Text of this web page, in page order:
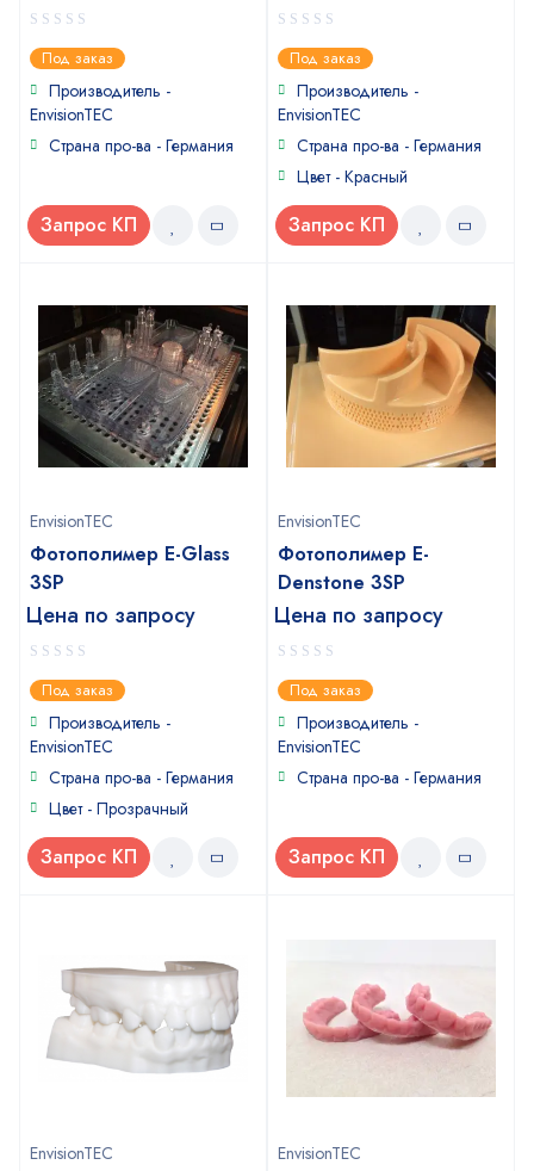
0
out
of
5
Под заказ
Производитель -
EnvisionTEC
Страна про-ва - Германия
Запрос КП
0
out
of
5
Под заказ
Производитель -
EnvisionTEC
Страна про-ва - Германия
Цвет - Красный
Запрос КП
EnvisionTEC
Фотополимер E-Glass
3SP
Цена по запросу
0
out
of
5
Под заказ
Производитель -
EnvisionTEC
Страна про-ва - Германия
Цвет - Прозрачный
Запрос КП
EnvisionTEC
Фотополимер E-
Denstone 3SP
Цена по запросу
0
out
of
5
Под заказ
Производитель -
EnvisionTEC
Страна про-ва - Германия
Запрос КП
EnvisionTEC EnvisionTEC